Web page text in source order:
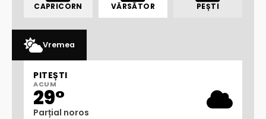
CAPRICORN VĂRSĂTOR PEȘTI
Vremea
PITEȘTI
ACUM
29°
Parțial noros